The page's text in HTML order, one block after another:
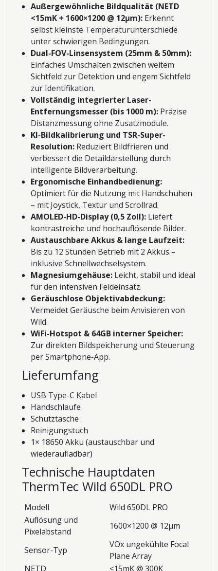
Außergewöhnliche Bildqualität (NETD
<15mK + 1600×1200 @ 12μm): Erkennt
selbst kleinste Temperaturunterschiede
unter schwierigen Bedingungen.
Dual-FOV-Linsensystem (25mm & 50mm):
Einfaches Umschalten zwischen weitem
Sichtfeld zur Detektion und engem Sichtfeld
zur Identifikation.
Vollständig integrierter Laser-
Entfernungsmesser (bis 1000 m): Präzise
Distanzmessung ohne Zusatzmodule.
KI-Bildkalibrierung und TSR-Super-
Resolution: Reduziert Bildfrieren und
verbessert die Detaildarstellung durch
intelligente Bildverarbeitung.
Ergonomische Einhandbedienung:
Optimiert für die Nutzung mit Handschuhen
– mit Joystick, Textur und Scrollrad.
AMOLED-HD-Display (0,5 Zoll): Liefert
kontrastreiche und hochauflösende Bilder.
Austauschbare Akkus & lange Laufzeit:
Bis zu 12 Stunden Betrieb mit 2 Akkus –
inklusive Schnellwechselsystem.
Magnesiumgehäuse: Leicht, stabil und ideal
für den intensiven Feldeinsatz.
Geräuschlose Objektivabdeckung:
Vermeidet Geräusche beim Anvisieren von
Wild.
WiFi-Hotspot & 64GB interner Speicher:
Zur direkten Bildspeicherung und Steuerung
per Smartphone-App.
Lieferumfang
USB Type-C Kabel
Handschlaufe
Schutztasche
Reinigungstuch
1× 18650 Akku (austauschbar und
wiederaufladbar)
Technische Hauptdaten
ThermTec Wild 650DL PRO
Modell
Wild 650DL PRO
Auflösung und
Pixelabstand
1600×1200 @ 12μm
Sensor-Typ
VOx ungekühlte Focal
Plane Array
NETD
<15mK @ 300K